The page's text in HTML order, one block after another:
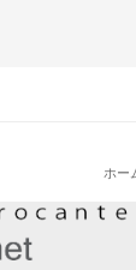
ホー